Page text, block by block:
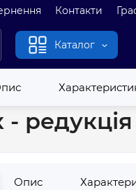
Контакти
Каталог
та фітинги з
-
Опис